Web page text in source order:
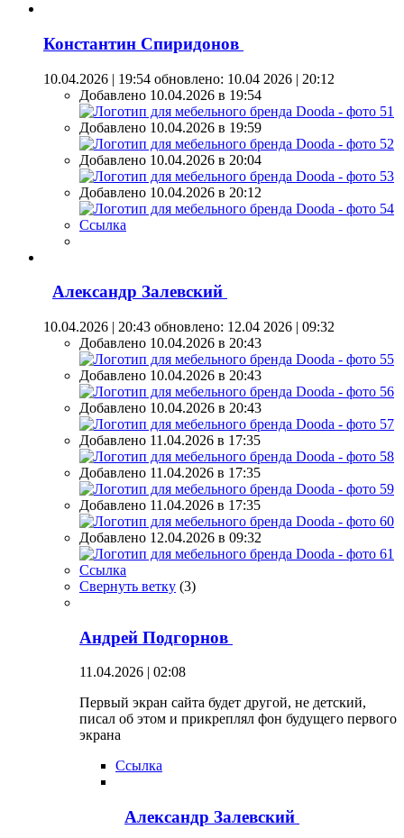
Константин Спиридонов
10.04.2026 | 19:54 обновлено: 10.04 2026 | 20:12
Добавлено 10.04.2026 в 19:54
Добавлено 10.04.2026 в 19:59
Добавлено 10.04.2026 в 20:04
Добавлено 10.04.2026 в 20:12
Ссылка
Александр Залевский
10.04.2026 | 20:43 обновлено: 12.04 2026 | 09:32
Добавлено 10.04.2026 в 20:43
Добавлено 10.04.2026 в 20:43
Добавлено 10.04.2026 в 20:43
Добавлено 11.04.2026 в 17:35
Добавлено 11.04.2026 в 17:35
Добавлено 11.04.2026 в 17:35
Добавлено 12.04.2026 в 09:32
Ссылка
Свернуть ветку (3)
Андрей Подгорнов
11.04.2026 | 02:08
Первый экран сайта будет другой, не детский,
писал об этом и прикреплял фон будущего первого
экрана
Ссылка
Александр Залевский